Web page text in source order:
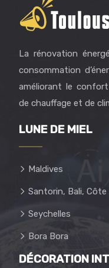
La rénovation
consommation
améliorant le
de chauffage et de
LUNE DE MIEL
Maldives
Santorin, Bali,
Seychelles
Bora Bora
DÉCORATION